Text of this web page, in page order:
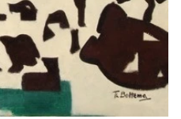
functioneren van de
Stelt toestemming
naar